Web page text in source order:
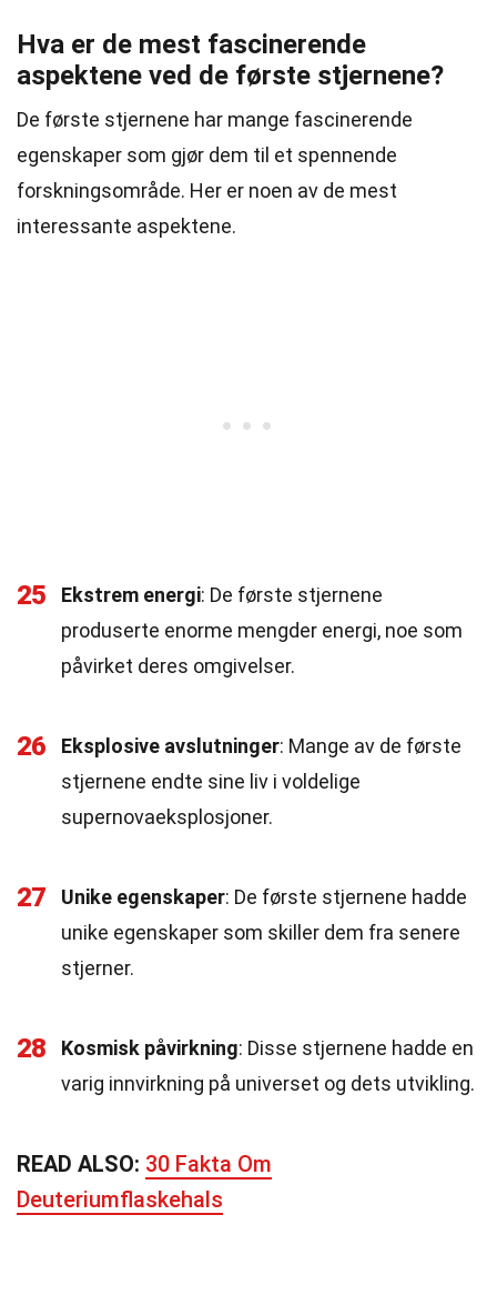
Hva er de mest fascinerende
aspektene ved de første stjernene?
De første stjernene har mange fascinerende
egenskaper som gjør dem til et spennende
forskningsområde. Her er noen av de mest
interessante aspektene.
25 Ekstrem energi: De første stjernene
produserte enorme mengder energi, noe som
påvirket deres omgivelser.
26 Eksplosive avslutninger: Mange av de første
stjernene endte sine liv i voldelige
supernovaeksplosjoner.
27 Unike egenskaper: De første stjernene hadde
unike egenskaper som skiller dem fra senere
stjerner.
28 Kosmisk påvirkning: Disse stjernene hadde en
varig innvirkning på universet og dets utvikling.
READ ALSO: 30 Fakta Om
Deuteriumflaskehals